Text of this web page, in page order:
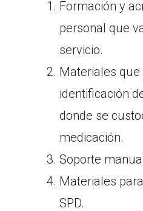
Formación y
personal que
servicio.
Materiales
identificación
donde se
medicación.
Soporte
Materiales
SPD.